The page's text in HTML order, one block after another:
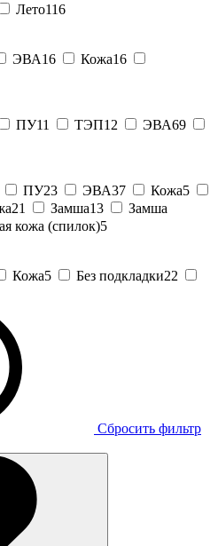
Лето116
ЭВА16 Кожа16
ПУ11 ТЭП12 ЭВА69
ПУ23 ЭВА37 Кожа5
21 Замша13
Замша
кожа (спилок)5
Кожа5 Без подкладки22
Сбросить фильтр